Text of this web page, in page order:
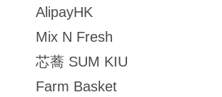
AlipayHK
Mix N Fresh
芯蕎 SUM KIU
Farm Basket